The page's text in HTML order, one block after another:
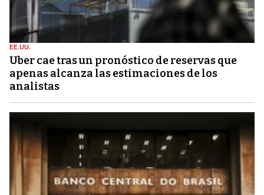
EE.UU.
Uber cae tras un pronóstico de reservas que
apenas alcanza las estimaciones de los
analistas